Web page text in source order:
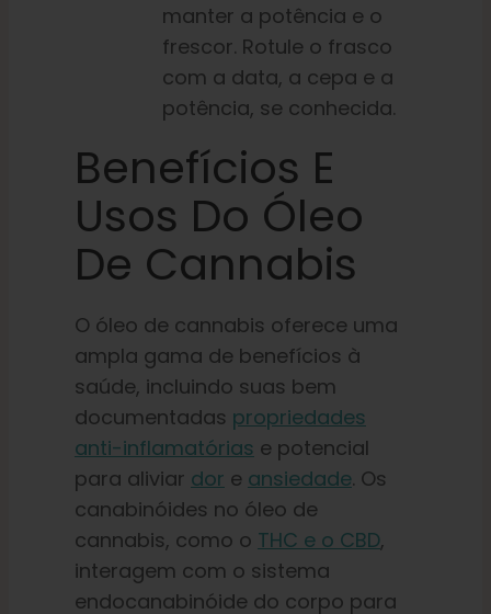
manter a potência e o
frescor. Rotule o frasco
com a data, a cepa e a
potência, se conhecida.
Benefícios E
Usos Do Óleo
De Cannabis
O óleo de cannabis oferece uma
ampla gama de benefícios à
saúde, incluindo suas bem
documentadas propriedades
anti-inflamatórias e potencial
para aliviar dor e ansiedade. Os
canabinóides no óleo de
cannabis, como o THC e o CBD,
interagem com o sistema
endocanabinóide do corpo para